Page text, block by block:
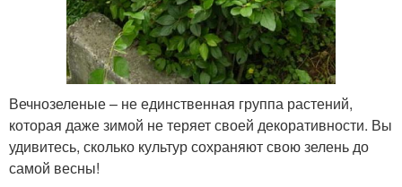
Вечнозеленые – не единственная группа растений,
которая даже зимой не теряет своей декоративности. Вы
удивитесь, сколько культур сохраняют свою зелень до
самой весны!